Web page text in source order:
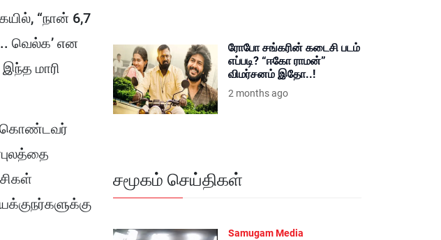
“நான் 6,7
வெல்க’ என
மாரி
கொண்டவர்
ரோபோ சங்கரின் கடைசி படம்
எப்படி? “ஈகோ ராமன்”
விமர்சனம் இதோ..!
2 months ago
சமூகம் செய்திகள்
Samugam Media